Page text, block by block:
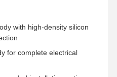
with high-density silicon
for complete electrical